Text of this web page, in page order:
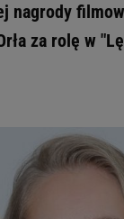
nagrody
za rolę w